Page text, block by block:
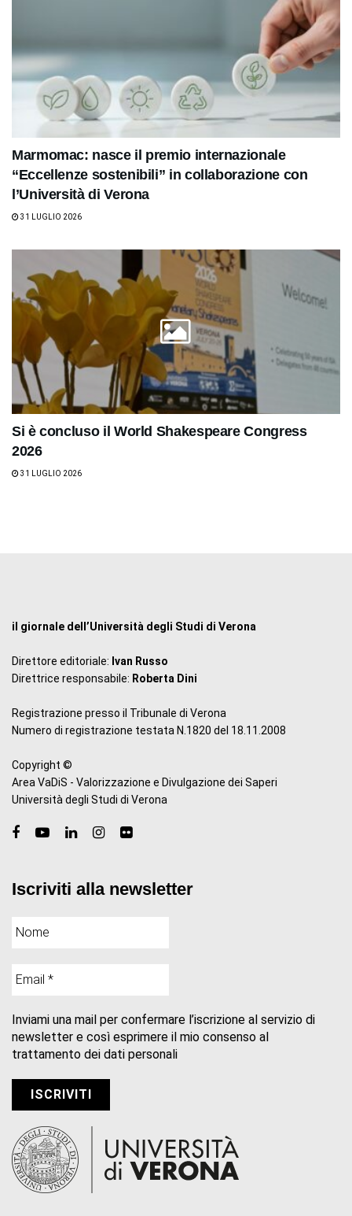
Marmomac: nasce il premio internazionale
“Eccellenze sostenibili” in collaborazione con
l’Università di Verona
31 LUGLIO 2026
Si è concluso il World Shakespeare Congress
2026
31 LUGLIO 2026
il giornale dell’Università degli Studi di Verona
Direttore editoriale: Ivan Russo
Direttrice responsabile: Roberta Dini
Registrazione presso il Tribunale di Verona
Numero di registrazione testata N.1820 del 18.11.2008
Copyright ©
Area VaDiS - Valorizzazione e Divulgazione dei Saperi
Università degli Studi di Verona
Iscriviti alla newsletter
Inviami una mail per confermare l’iscrizione al servizio di
newsletter e così esprimere il mio consenso al
trattamento dei dati personali